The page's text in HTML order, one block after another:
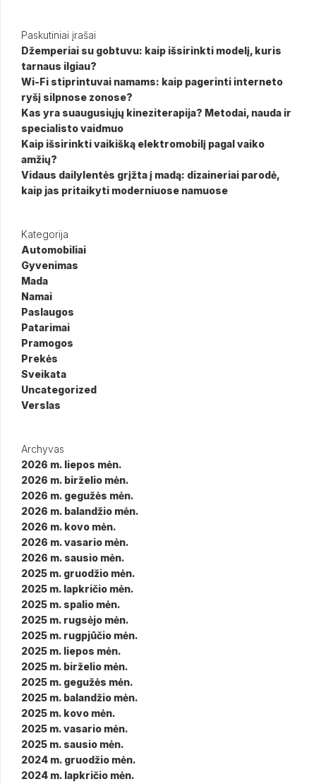
Paskutiniai įrašai
Džemperiai su gobtuvu: kaip išsirinkti modelį, kuris
tarnaus ilgiau?
Wi-Fi stiprintuvai namams: kaip pagerinti interneto
ryšį silpnose zonose?
Kas yra suaugusiųjų kineziterapija? Metodai, nauda ir
specialisto vaidmuo
Kaip išsirinkti vaikišką elektromobilį pagal vaiko
amžių?
Vidaus dailylentės grįžta į madą: dizaineriai parodė,
kaip jas pritaikyti moderniuose namuose
Kategorija
Automobiliai
Gyvenimas
Mada
Namai
Paslaugos
Patarimai
Pramogos
Prekės
Sveikata
Uncategorized
Verslas
Archyvas
2026 m. liepos mėn.
2026 m. birželio mėn.
2026 m. gegužės mėn.
2026 m. balandžio mėn.
2026 m. kovo mėn.
2026 m. vasario mėn.
2026 m. sausio mėn.
2025 m. gruodžio mėn.
2025 m. lapkričio mėn.
2025 m. spalio mėn.
2025 m. rugsėjo mėn.
2025 m. rugpjūčio mėn.
2025 m. liepos mėn.
2025 m. birželio mėn.
2025 m. gegužės mėn.
2025 m. balandžio mėn.
2025 m. kovo mėn.
2025 m. vasario mėn.
2025 m. sausio mėn.
2024 m. gruodžio mėn.
2024 m. lapkričio mėn.